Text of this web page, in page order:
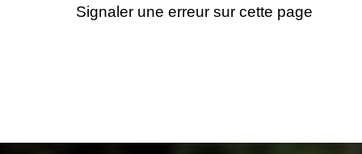
Signaler une erreur sur cette page